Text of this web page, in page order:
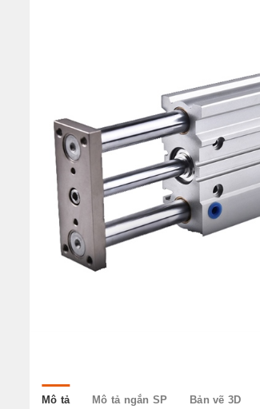
Mô tả Mô tả ngắn SP Bản vẽ 3D